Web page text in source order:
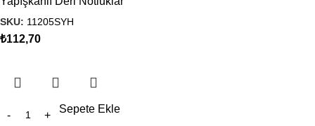
SKU: 11205SYH
₺112,70
Sepete Ekle